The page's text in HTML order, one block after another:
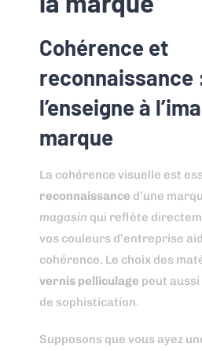
Cohérence et
reconnaissance
l’enseigne à
marque
La cohérence visuelle est
reconnaissance d’une
magasin qui reflète
vos couleurs d’entreprise
cohérence. Le choix des
vernis pelliculage peut
de sophistication.
Supposons que vous ayez